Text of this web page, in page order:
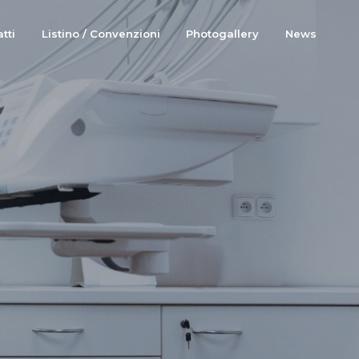
Listino / Convenzioni Photogallery News